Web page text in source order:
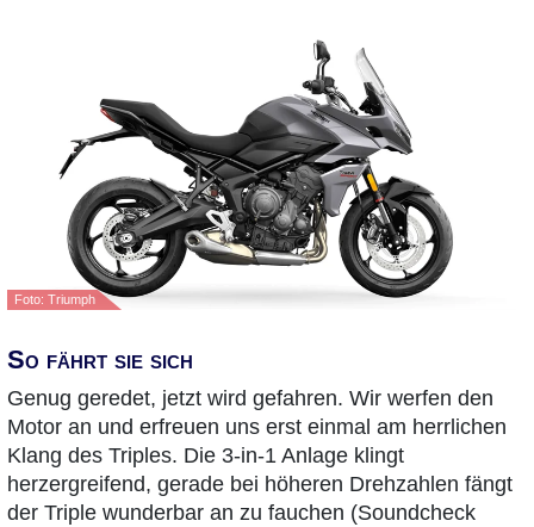
Foto: Triumph
So fährt sie sich
Genug geredet, jetzt wird gefahren. Wir werfen den
Motor an und erfreuen uns erst einmal am herrlichen
Klang des Triples. Die 3-in-1 Anlage klingt
herzergreifend, gerade bei höheren Drehzahlen fängt
der Triple wunderbar an zu fauchen (Soundcheck